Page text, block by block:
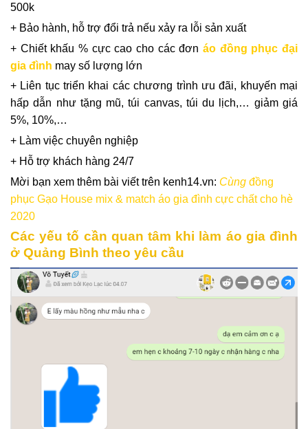
500k
+ Bảo hành, hỗ trợ đổi trả nếu xảy ra lỗi sản xuất
+ Chiết khấu % cực cao cho các đơn áo đồng phục đại
gia đình may số lượng lớn
+ Liên tục triển khai các chương trình ưu đãi, khuyến mại
hấp dẫn như tặng mũ, túi canvas, túi du lịch,… giảm giá
5%, 10%,…
+ Làm việc chuyên nghiệp
+ Hỗ trợ khách hàng 24/7
Mời bạn xem thêm bài viết trên kenh14.vn: Cùng đồng
phục Gạo House mix & match áo gia đình cực chất cho hè
2020
Các yếu tố cần quan tâm khi làm áo gia đình
ở Quảng Bình theo yêu cầu